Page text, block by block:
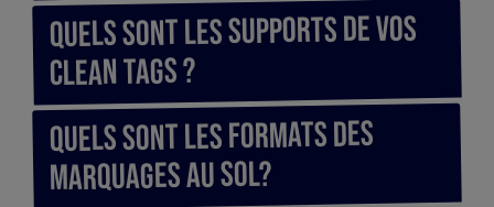
Quels sont les supports de vos
Clean Tags ?
Quels sont les formats des
marquages au sol?